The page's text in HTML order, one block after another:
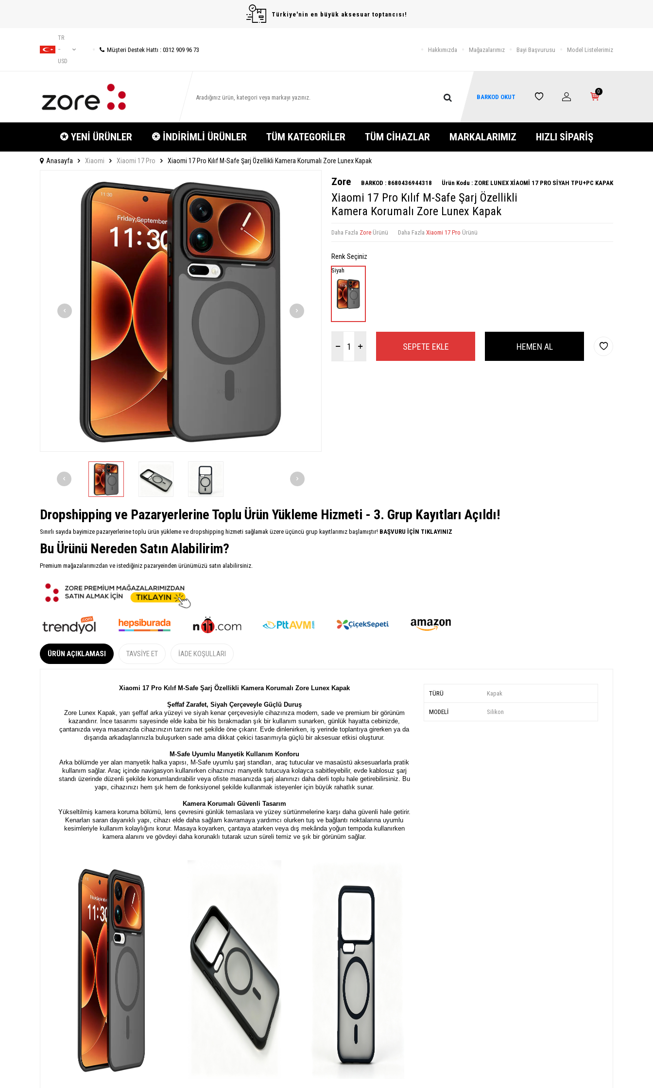
Türkiye'nin en büyük aksesuar toptancısı!
TR
−
USD
Müşteri Destek Hattı : 0312 909 96 73 Hakkımızda Mağazalarımız Bayi Başvurusu Model Listelerimiz
BARKOD OKUT
0
✪ YENİ ÜRÜNLER ❂ İNDİRİMLİ ÜRÜNLER TÜM KATEGORİLER TÜM CİHAZLAR MARKALARIMIZ HIZLI SİPARİŞ
Anasayfa Xiaomi Xiaomi 17 Pro Xiaomi 17 Pro Kılıf M-Safe Şarj Özellikli Kamera Korumalı Zore Lunex Kapak
Zore BARKOD : 8680436944318 Ürün Kodu : ZORE LUNEX XİAOMİ 17 PRO SİYAH TPU+PC KAPAK
Xiaomi 17 Pro Kılıf M-Safe Şarj Özellikli
Kamera Korumalı Zore Lunex Kapak
Daha Fazla Zore Ürünü Daha Fazla Xiaomi 17 Pro Ürünü
Renk Seçiniz
Siyah
SEPETE EKLE HEMEN AL
Dropshipping ve Pazaryerlerine Toplu Ürün Yükleme Hizmeti - 3. Grup Kayıtları Açıldı!
Sınırlı sayıda bayimize pazaryerlerine toplu ürün yükleme ve dropshipping hizmeti sağlamak üzere üçüncü grup kayıtlarımız başlamıştır! BAŞVURU İÇİN TIKLAYINIZ
Bu Ürünü Nereden Satın Alabilirim?
Premium mağazalarımızdan ve istediğiniz pazaryeinden ürünümüzü satın alabilirsiniz.
ÜRÜN AÇIKLAMASI TAVSIYE ET İADE KOŞULLARI
Xiaomi 17 Pro Kılıf M-Safe Şarj Özellikli Kamera Korumalı Zore Lunex Kapak
Şeffaf Zarafet, Siyah Çerçeveyle Güçlü Duruş
Zore Lunex Kapak, yarı şeffaf arka yüzeyi ve siyah kenar çerçevesiyle cihazınıza modern, sade ve premium bir görünüm
kazandırır. İnce tasarımı sayesinde elde kaba bir his bırakmadan şık bir kullanım sunarken, günlük hayatta cebinizde,
çantanızda veya masanızda cihazınızın tarzını net şekilde öne çıkarır. Evde dinlenirken, iş yerinde toplantıya girerken ya da
dışarıda arkadaşlarınızla buluşurken sade ama dikkat çekici tasarımıyla güçlü bir aksesuar etkisi oluşturur.
M-Safe Uyumlu Manyetik Kullanım Konforu
Arka bölümde yer alan manyetik halka yapısı, M-Safe uyumlu şarj standları, araç tutucular ve masaüstü aksesuarlarla pratik
kullanım sağlar. Araç içinde navigasyon kullanırken cihazınızı manyetik tutucuya kolayca sabitleyebilir, evde kablosuz şarj
standı üzerinde düzenli şekilde konumlandırabilir veya ofiste masanızda şarj alanınızı daha derli toplu hale getirebilirsiniz. Bu
yapı, cihazınızı hem şık hem de fonksiyonel şekilde kullanmak isteyenler için büyük rahatlık sunar.
Kamera Korumalı Güvenli Tasarım
Yükseltilmiş kamera koruma bölümü, lens çevresini günlük temaslara ve yüzey sürtünmelerine karşı daha güvenli hale getirir.
Kenarları saran dayanıklı yapı, cihazı elde daha sağlam kavramaya yardımcı olurken tuş ve bağlantı noktalarına uyumlu
kesimleriyle kullanım kolaylığını korur. Masaya koyarken, çantaya atarken veya dış mekânda yoğun tempoda kullanırken
kamera alanını ve gövdeyi daha korunaklı tutarak uzun süreli temiz ve şık bir görünüm sağlar.
TÜRÜ Kapak
MODELİ Silikon